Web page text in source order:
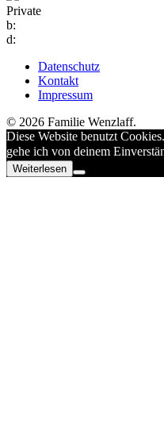
Private
b:
d:
Datenschutz
Kontakt
Impressum
© 2026 Familie Wenzlaff.
Diese Website benutzt
gehe ich von deinem
Weiterlesen